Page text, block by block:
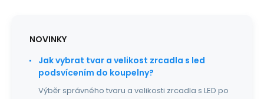
NOVINKY
Jak vybrat tvar a velikost zrcadla s led
podsvícením do koupelny?
Výběr správného tvaru a velikosti zrcadla s LED po